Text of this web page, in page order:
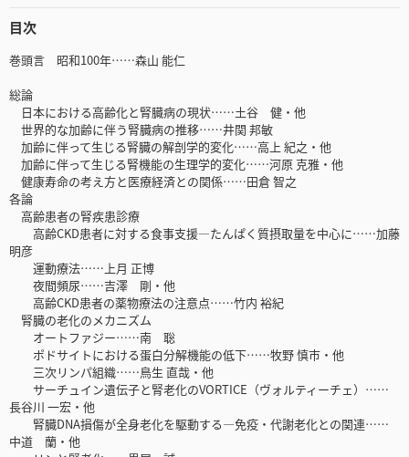
目次
巻頭言 昭和100年……森山 能仁
総論
日本における高齢化と腎臓病の現状……土谷 健・他
世界的な加齢に伴う腎臓病の推移……井関 邦敏
加齢に伴って生じる腎臓の解剖学的変化……高上 紀之・他
加齢に伴って生じる腎機能の生理学的変化……河原 克雅・他
健康寿命の考え方と医療経済との関係……田倉 智之
各論
高齢患者の腎疾患診療
高齢CKD患者に対する食事支援―たんぱく質摂取量を中心に……加藤
明彦
運動療法……上月 正博
夜間頻尿……吉澤 剛・他
高齢CKD患者の薬物療法の注意点……竹内 裕紀
腎臓の老化のメカニズム
オートファジー……南 聡
ポドサイトにおける蛋白分解機能の低下……牧野 慎市・他
三次リンパ組織……鳥生 直哉・他
サーチュイン遺伝子と腎老化のVORTICE（ヴォルティーチェ）……
長谷川 一宏・他
腎臓DNA損傷が全身老化を駆動する―免疫・代謝老化との関連……
中道 蘭・他